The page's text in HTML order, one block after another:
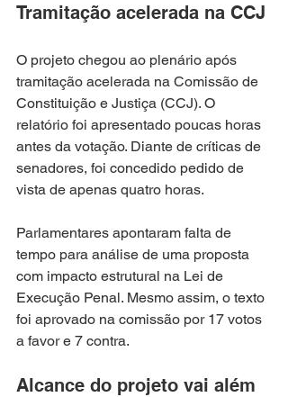
Tramitação acelerada na CCJ
O projeto chegou ao plenário após
tramitação acelerada na Comissão de
Constituição e Justiça (CCJ). O
relatório foi apresentado poucas horas
antes da votação. Diante de críticas de
senadores, foi concedido pedido de
vista de apenas quatro horas.
Parlamentares apontaram falta de
tempo para análise de uma proposta
com impacto estrutural na Lei de
Execução Penal. Mesmo assim, o texto
foi aprovado na comissão por 17 votos
a favor e 7 contra.
Alcance do projeto vai além